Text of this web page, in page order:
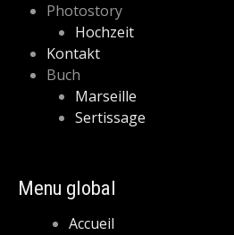
Photostory
Hochzeit
Kontakt
Buch
Marseille
Sertissage
Menu global
Accueil